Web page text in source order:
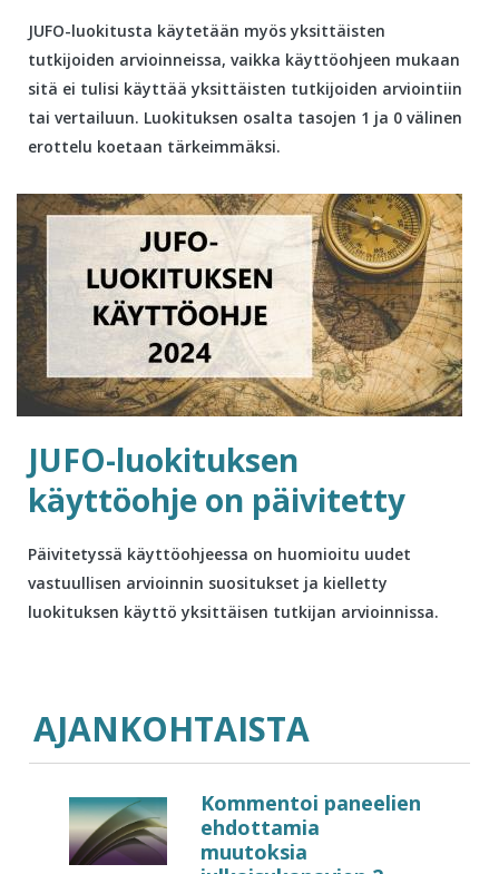
JUFO-luokitusta käytetään myös yksittäisten
tutkijoiden arvioinneissa, vaikka käyttöohjeen mukaan
sitä ei tulisi käyttää yksittäisten tutkijoiden arviointiin
tai vertailuun. Luokituksen osalta tasojen 1 ja 0 välinen
erottelu koetaan tärkeimmäksi.
JUFO-luokituksen
käyttöohje on päivitetty
Päivitetyssä käyttöohjeessa on huomioitu uudet
vastuullisen arvioinnin suositukset ja kielletty
luokituksen käyttö yksittäisen tutkijan arvioinnissa.
AJANKOHTAISTA
Kommentoi paneelien
ehdottamia
muutoksia